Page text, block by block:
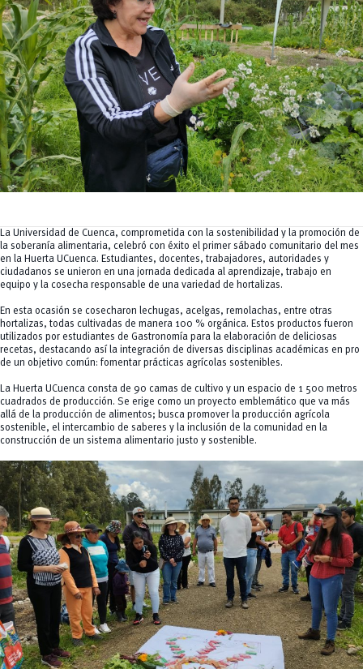
y Agropecuarias
MOVERU
Posgrados
Radio Universitaria
Salud
Sostenibilidad
Vinculación
La Universidad de Cuenca, comprometida con la sostenibilidad y la promoción de
la soberanía alimentaria, celebró con éxito el primer sábado comunitario del mes
en la Huerta UCuenca. Estudiantes, docentes, trabajadores, autoridades y
ciudadanos se unieron en una jornada dedicada al aprendizaje, trabajo en
equipo y la cosecha responsable de una variedad de hortalizas.
En esta ocasión se cosecharon lechugas, acelgas, remolachas, entre otras
hortalizas, todas cultivadas de manera 100 % orgánica. Estos productos fueron
utilizados por estudiantes de Gastronomía para la elaboración de deliciosas
recetas, destacando así la integración de diversas disciplinas académicas en pro
de un objetivo común: fomentar prácticas agrícolas sostenibles.
La Huerta UCuenca consta de 90 camas de cultivo y un espacio de 1 500 metros
cuadrados de producción. Se erige como un proyecto emblemático que va más
allá de la producción de alimentos; busca promover la producción agrícola
sostenible, el intercambio de saberes y la inclusión de la comunidad en la
construcción de un sistema alimentario justo y sostenible.